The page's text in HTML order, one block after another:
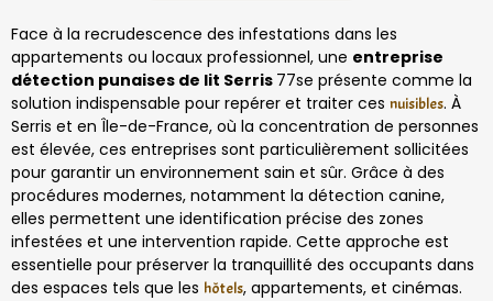
Face à la recrudescence des infestations dans les
appartements ou locaux professionnel, une entreprise
détection punaises de lit Serris 77se présente comme la
solution indispensable pour repérer et traiter ces nuisibles. À
Serris et en Île-de-France, où la concentration de personnes
est élevée, ces entreprises sont particulièrement sollicitées
pour garantir un environnement sain et sûr. Grâce à des
procédures modernes, notamment la détection canine,
elles permettent une identification précise des zones
infestées et une intervention rapide. Cette approche est
essentielle pour préserver la tranquillité des occupants dans
des espaces tels que les hôtels, appartements, et cinémas.